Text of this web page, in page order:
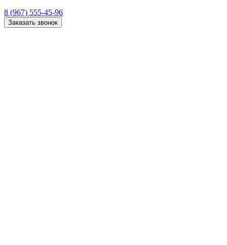
8 (967) 555-45-96
Заказать звонок